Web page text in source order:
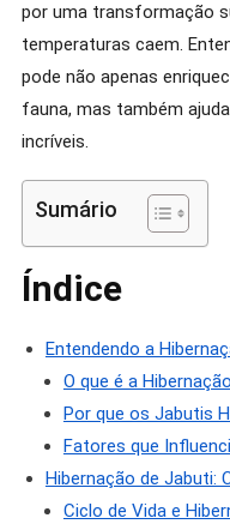
por uma transformação
temperaturas caem.
pode não apenas
fauna, mas também
incríveis.
Sumário
Índice
Entendendo a
O que é a
Por que os Jabutis
Fatores que
Hibernação de Jabuti:
Ciclo de Vida e